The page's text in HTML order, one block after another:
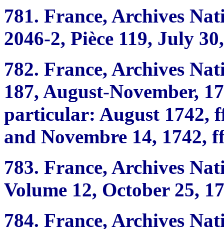
781. France, Archives
2046-2, Pièce 119, July
782. France, Archives
187, August-November,
particular: August 1742,
and Novembre 14, 1742,
783. France, Archives
Volume 12, October 25,
784. France, Archives